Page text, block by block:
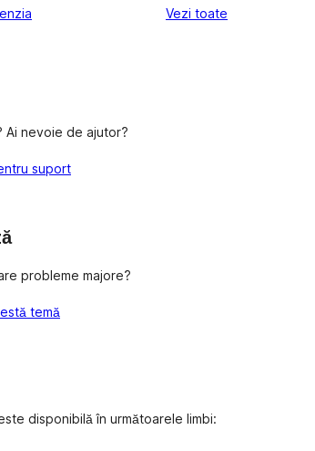
Vezi toate
Ai nevoie de ajutor?
suport
probleme majore?
temă
disponibilă în următoarele limbi: